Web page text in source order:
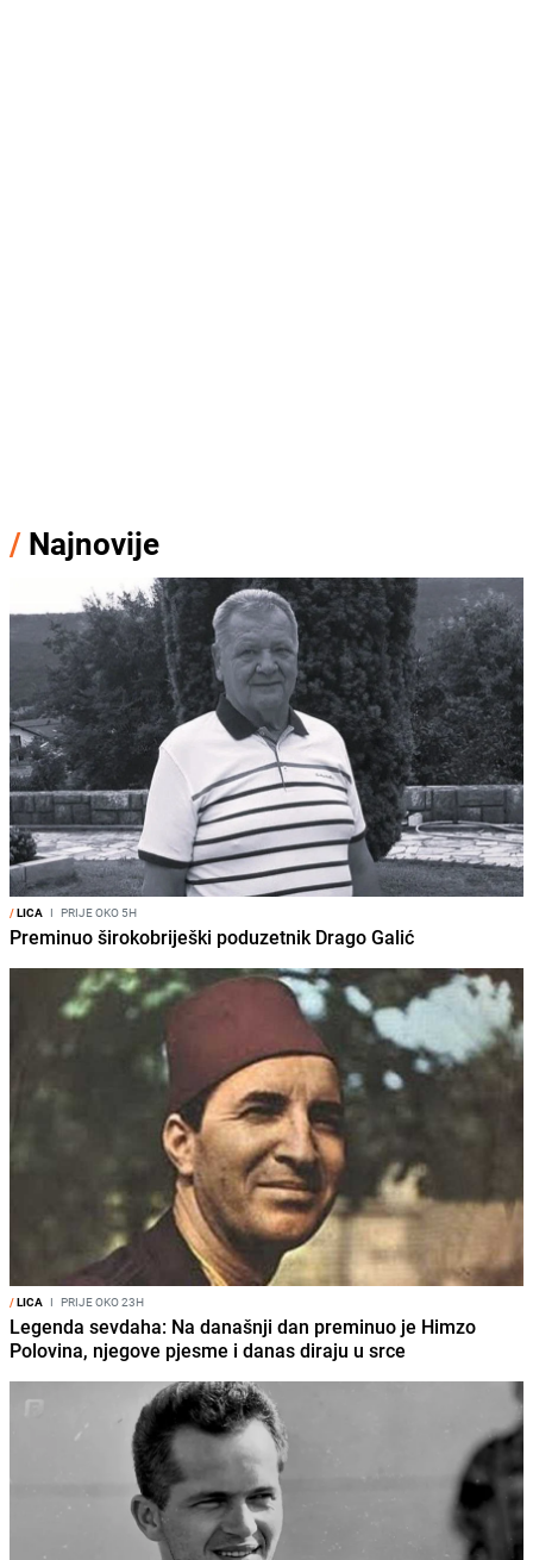
/ Najnovije
/LICA I PRIJE OKO 5H
Preminuo širokobriješki poduzetnik Drago Galić
/LICA I PRIJE OKO 23H
Legenda sevdaha: Na današnji dan preminuo je Himzo
Polovina, njegove pjesme i danas diraju u srce